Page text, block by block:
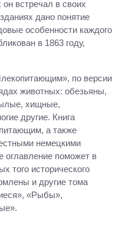
встречал в своих
дано понятие
особенности каждого
в 1863 году,
по версии
животных: обезьяны,
хищные,
другие. Книга
а также
немецкими
оглавление поможет в
того исторического
и другие тома
«Рыбы»,